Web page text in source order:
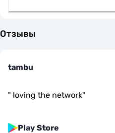
Отзывы
tambu
" loving the network"
Play Store